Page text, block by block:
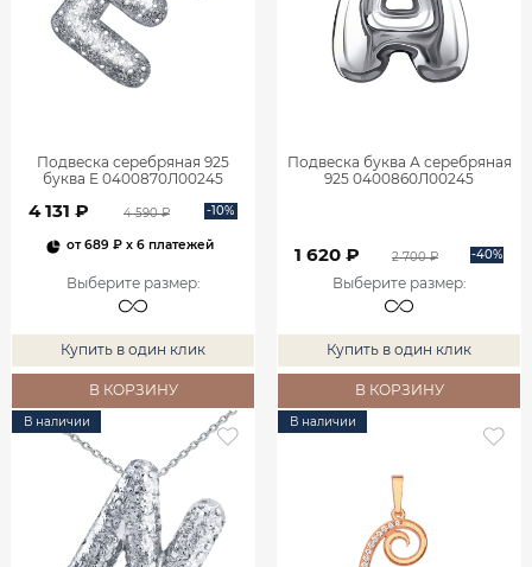
Подвеска серебряная 925
буква Е 0400870Л00245
4 131 ₽ 4 590 ₽ -10%
от689 ₽ x 6 платежей
Выберите размер:
Купить в один клик
В КОРЗИНУ
Подвеска буква А серебряная
925 0400860Л00245
1 620 ₽ 2 700 ₽ -40%
Выберите размер:
Купить в один клик
В КОРЗИНУ
В наличии В наличии